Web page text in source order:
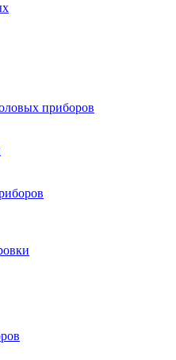
приборов